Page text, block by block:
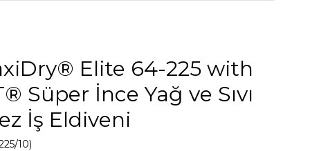
Elite 64-225 with
Süper İnce Yağ ve Sıvı
İş Eldiveni
10)